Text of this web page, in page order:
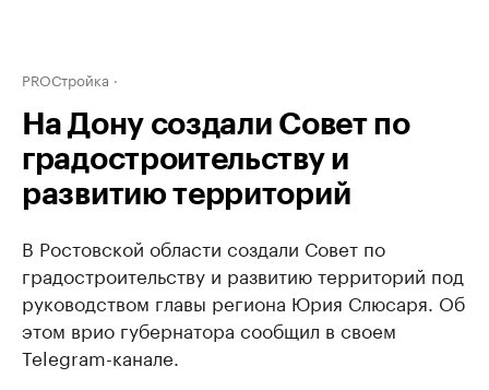
PROСтройка
На Дону создали Совет по
градостроительству и
развитию территорий
В Ростовской области создали Совет по
градостроительству и развитию территорий под
руководством главы региона Юрия Слюсаря. Об
этом врио губернатора сообщил в своем
Telegram-канале.